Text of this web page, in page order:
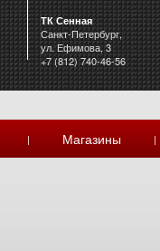
ТК Сенная
Санкт-Петербург,
ул. Ефимова, 3
+7 (812) 740-46-56
| Магазины |